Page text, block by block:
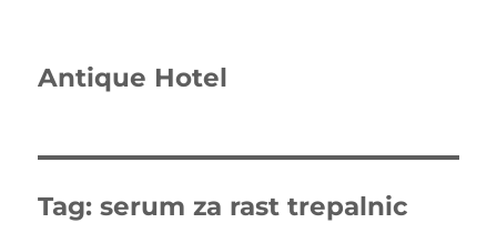
Antique Hotel
Tag:serum za rast trepalnic